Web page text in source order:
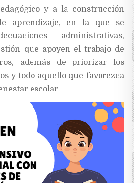
y a la construcción
aprendizaje, en la que se
administrativas,
que apoyen el trabajo de
además de priorizar los
y todo aquello que favorezca
escolar.